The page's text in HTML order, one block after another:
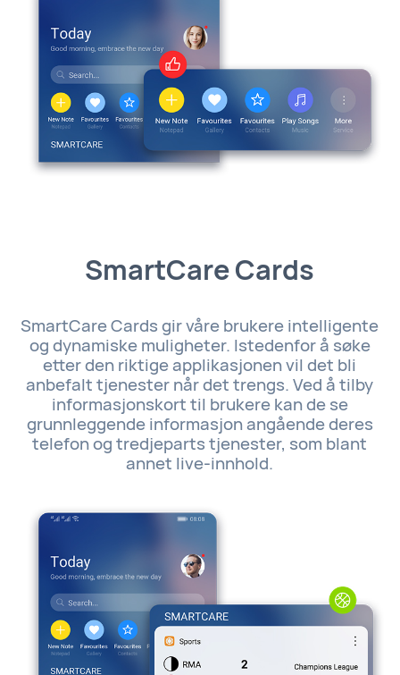
SmartCare Cards
SmartCare Cards gir våre brukere intelligente
og dynamiske muligheter. Istedenfor å søke
etter den riktige applikasjonen vil det bli
anbefalt tjenester når det trengs. Ved å tilby
informasjonskort til brukere kan de se
grunnleggende informasjon angående deres
telefon og tredjeparts tjenester, som blant
annet live-innhold.